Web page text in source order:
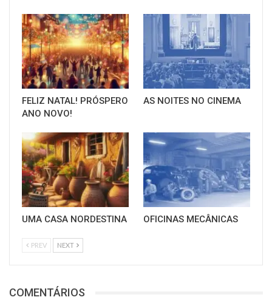
FELIZ NATAL! PRÓSPERO
ANO NOVO!
AS NOITES NO CINEMA
UMA CASA NORDESTINA OFICINAS MECÂNICAS
PREV NEXT
COMENTÁRIOS